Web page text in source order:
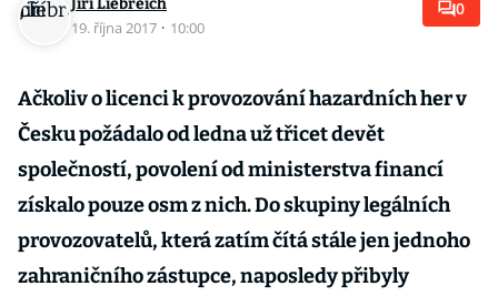
Jiří Liebreich
19. října 2017 · 10:00
0
Ačkoliv o licenci k provozování hazardních her v
Česku požádalo od ledna už třicet devět
společností, povolení od ministerstva financí
získalo pouze osm z nich. Do skupiny legálních
provozovatelů, která zatím čítá stále jen jednoho
zahraničního zástupce, naposledy přibyly